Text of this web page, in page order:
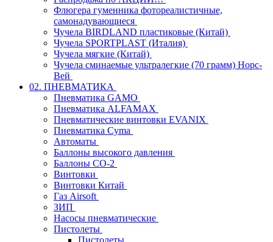
Флюгера гуменника фотореалистичные,
самонадувающиеся
Чучела BIRDLAND пластиковые (Китай)
Чучела SPORTPLAST (Италия)
Чучела мягкие (Китай)
Чучела сминаемые ультралегкие (70 грамм) Норс-
Вей
02. ПНЕВМАТИКА
Пневматика GAMO
Пневматика ALFAMAX
Пневматические винтовки EVANIX
Пневматика Cyma
Автоматы
Баллоны высокого давления
Баллоны СО-2
Винтовки
Винтовки Китай
Газ Airsoft
ЗИП
Насосы пневматические
Пистолеты
Пистолеты